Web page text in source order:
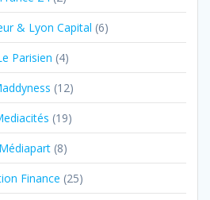
& Lyon Capital (6)
Parisien (4)
(12)
(19)
Médiapart(8)
Finance (25)